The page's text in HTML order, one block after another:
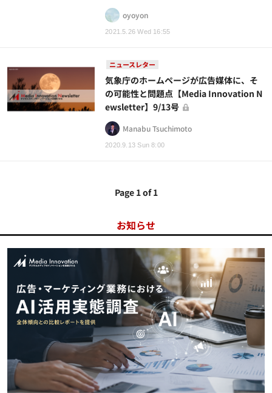
2021.5.26 Wed 16:55
oyoyon
ニュースレター
2020.9.13 Sun 8:00
気象庁のホームページが広告媒体に、そ
の可能性と問題点【Media Innovation N
ewsletter】9/13号
Manabu Tsuchimoto
Page 1 of 1
お知らせ